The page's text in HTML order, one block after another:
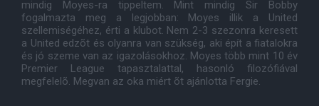
mindig Moyes-ra tippeltem. Mint mindig Sir Bobby
fogalmazta meg a legjobban: Moyes illik a United
szellemiségéhez, érti a klubot. Nem 2-3 szezonra keresett
a United edzõt és olyanra van szükség, aki épít a fiatalokra
és jó szeme van az igazolásokhoz. Moyes több mint 10 év
Premier League tapasztalattal, hasonló filozófiával
megfelelõ. Megvan az oka miért õt ajánlotta Fergie.